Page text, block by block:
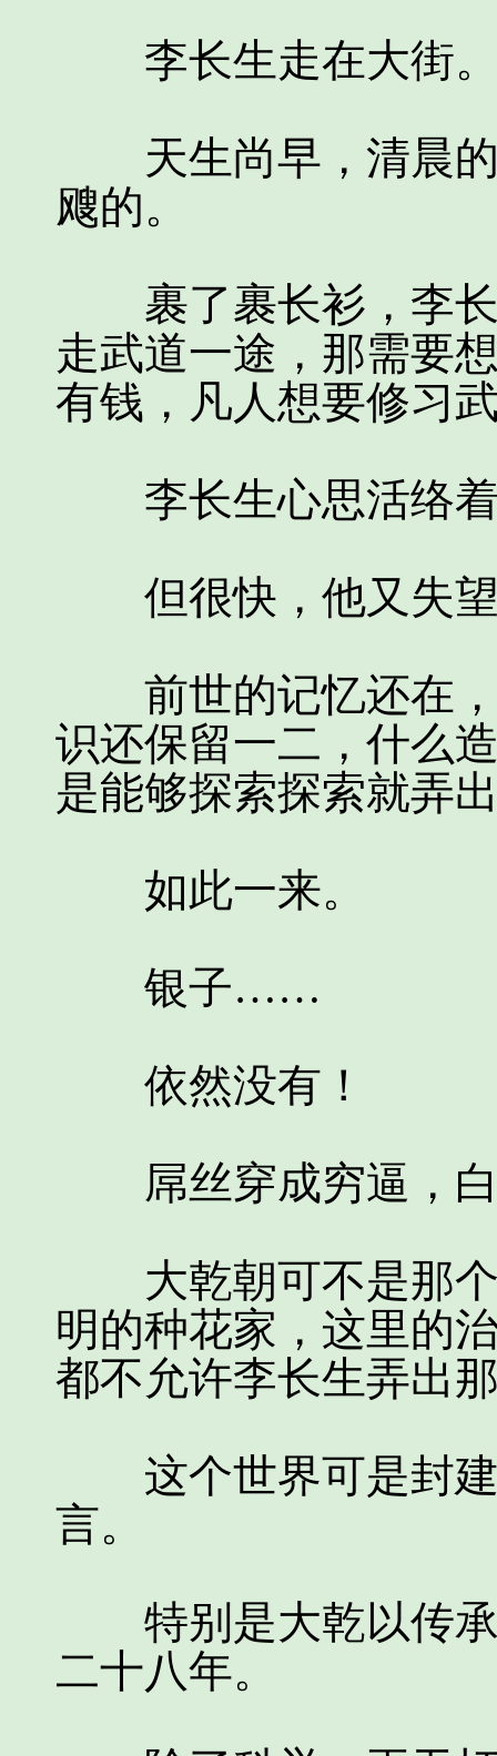
李长生走在大街
天生尚早，清晨的
飕的。
裹了裹长衫，李长
走武道一途，那需要
有钱，凡人想要修习
李长生心思活络
但很快，他又失
前世的记忆还在，
识还保留一二，什么
是能够探索探索就弄
如此一来。
银子……
依然没有！
屌丝穿成穷逼，白
大乾朝可不是那个
明的种花家，这里的
都不允许李长生弄出
这个世界可是封建
言。
特别是大乾以传承
二十八年。